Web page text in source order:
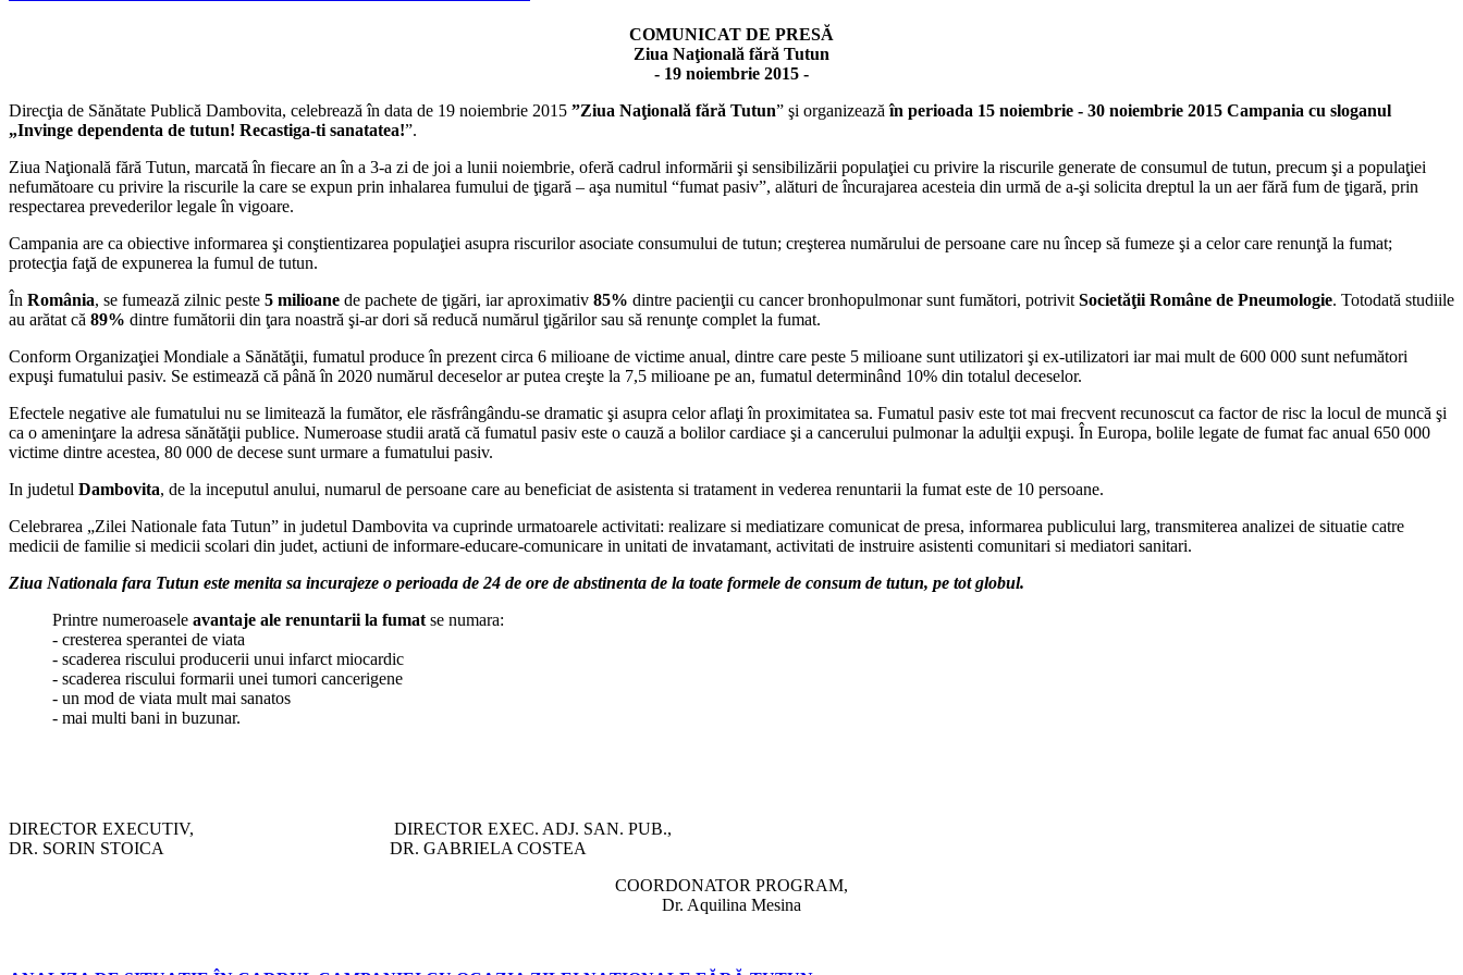
COMUNICAT DE PRESĂ
Ziua Naţională fără Tutun
- 19 noiembrie 2015 -
Direcţia de Sănătate Publică Dambovita, celebrează în data de 19 noiembrie 2015 ”Ziua Naţională fără Tutun” şi organizează în perioada 15 noiembrie - 30 noiembrie 2015 Campania cu sloganul
„Invinge dependenta de tutun! Recastiga-ti sanatatea!”.
Ziua Naţională fără Tutun, marcată în fiecare an în a 3-a zi de joi a lunii noiembrie, oferă cadrul informării şi sensibilizării populaţiei cu privire la riscurile generate de consumul de tutun, precum şi a populaţiei
nefumătoare cu privire la riscurile la care se expun prin inhalarea fumului de ţigară – aşa numitul “fumat pasiv”, alături de încurajarea acesteia din urmă de a-şi solicita dreptul la un aer fără fum de ţigară, prin
respectarea prevederilor legale în vigoare.
Campania are ca obiective informarea şi conştientizarea populaţiei asupra riscurilor asociate consumului de tutun; creşterea numărului de persoane care nu încep să fumeze şi a celor care renunţă la fumat;
protecţia faţă de expunerea la fumul de tutun.
În România, se fumează zilnic peste 5 milioane de pachete de ţigări, iar aproximativ 85% dintre pacienţii cu cancer bronhopulmonar sunt fumători, potrivit Societăţii Române de Pneumologie. Totodată studiile
au arătat că 89% dintre fumătorii din ţara noastră şi-ar dori să reducă numărul ţigărilor sau să renunţe complet la fumat.
Conform Organizaţiei Mondiale a Sănătăţii, fumatul produce în prezent circa 6 milioane de victime anual, dintre care peste 5 milioane sunt utilizatori şi ex-utilizatori iar mai mult de 600 000 sunt nefumători
expuşi fumatului pasiv. Se estimează că până în 2020 numărul deceselor ar putea creşte la 7,5 milioane pe an, fumatul determinând 10% din totalul deceselor.
Efectele negative ale fumatului nu se limitează la fumător, ele răsfrângându-se dramatic şi asupra celor aflaţi în proximitatea sa. Fumatul pasiv este tot mai frecvent recunoscut ca factor de risc la locul de muncă şi
ca o ameninţare la adresa sănătăţii publice. Numeroase studii arată că fumatul pasiv este o cauză a bolilor cardiace şi a cancerului pulmonar la adulţii expuşi. În Europa, bolile legate de fumat fac anual 650 000
victime dintre acestea, 80 000 de decese sunt urmare a fumatului pasiv.
In judetul Dambovita, de la inceputul anului, numarul de persoane care au beneficiat de asistenta si tratament in vederea renuntarii la fumat este de 10 persoane.
Celebrarea „Zilei Nationale fata Tutun” in judetul Dambovita va cuprinde urmatoarele activitati: realizare si mediatizare comunicat de presa, informarea publicului larg, transmiterea analizei de situatie catre
medicii de familie si medicii scolari din judet, actiuni de informare-educare-comunicare in unitati de invatamant, activitati de instruire asistenti comunitari si mediatori sanitari.
Ziua Nationala fara Tutun este menita sa incurajeze o perioada de 24 de ore de abstinenta de la toate formele de consum de tutun, pe tot globul.
Printre numeroasele avantaje ale renuntarii la fumat se numara:
- cresterea sperantei de viata
- scaderea riscului producerii unui infarct miocardic
- scaderea riscului formarii unei tumori cancerigene
- un mod de viata mult mai sanatos
- mai multi bani in buzunar.
DIRECTOR EXECUTIV, DIRECTOR EXEC. ADJ. SAN. PUB.,
DR. SORIN STOICA DR. GABRIELA COSTEA
COORDONATOR PROGRAM,
Dr. Aquilina Mesina